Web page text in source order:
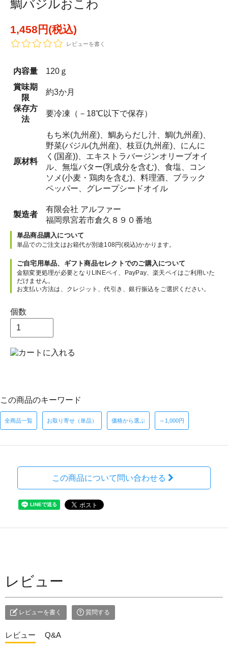
鯛バジルおこわ
1,458円(税込)
レビューを書く
内容量
120ｇ
賞味期
限
約3か月
保存方
法
要冷凍（－18℃以下で保存）
原材料
もち米(九州産)、鯛あらだし汁、鯛(九州産)、
野菜(バジル(九州産)、枝豆(九州産)、にんに
く(国産))、エキストラバージンオリーブオイ
ル、無塩バター(乳成分を含む)、食塩、コン
ソメ(小麦・鶏肉を含む)、料理酒、ブラック
ペッパー、グレープシードオイル
製造者
有限会社 アルファー
福岡県宮若市倉久８９０番地
単品商品購入について
単品でのご注文はお箱代が別途108円(税込)かかります。
ご自宅用単品、ギフト商品セレクトでのご購入について
金額変更処理が必要となりLINEペイ、PayPay、楽天ペイはご利用いた
だけません。
お支払い方法は、クレジット、代引き、銀行振込をご選択ください。
個数
この商品のキーワード
全商品一覧 お取り寄せ（単品） 価格から選ぶ ～1,000円
この商品について問い合わせる
レビュー
レビューを書く 質問する
レビュー Q&A